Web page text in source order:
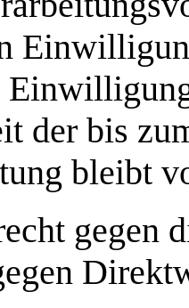
der bis
bleibt
gegen